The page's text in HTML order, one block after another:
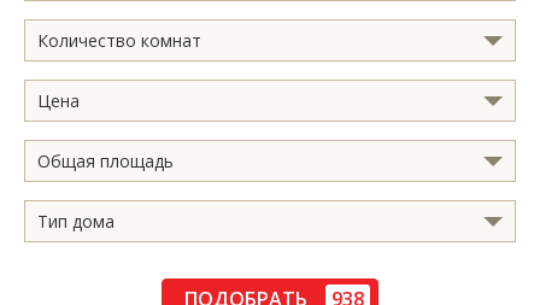
Количество комнат
Цена
Общая площадь
Тип дома
ПОДОБРАТЬ 938